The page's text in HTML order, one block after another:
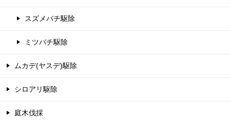
スズメバチ駆除
ミツバチ駆除
ムカデ(ヤスデ)駆除
シロアリ駆除
庭木伐採